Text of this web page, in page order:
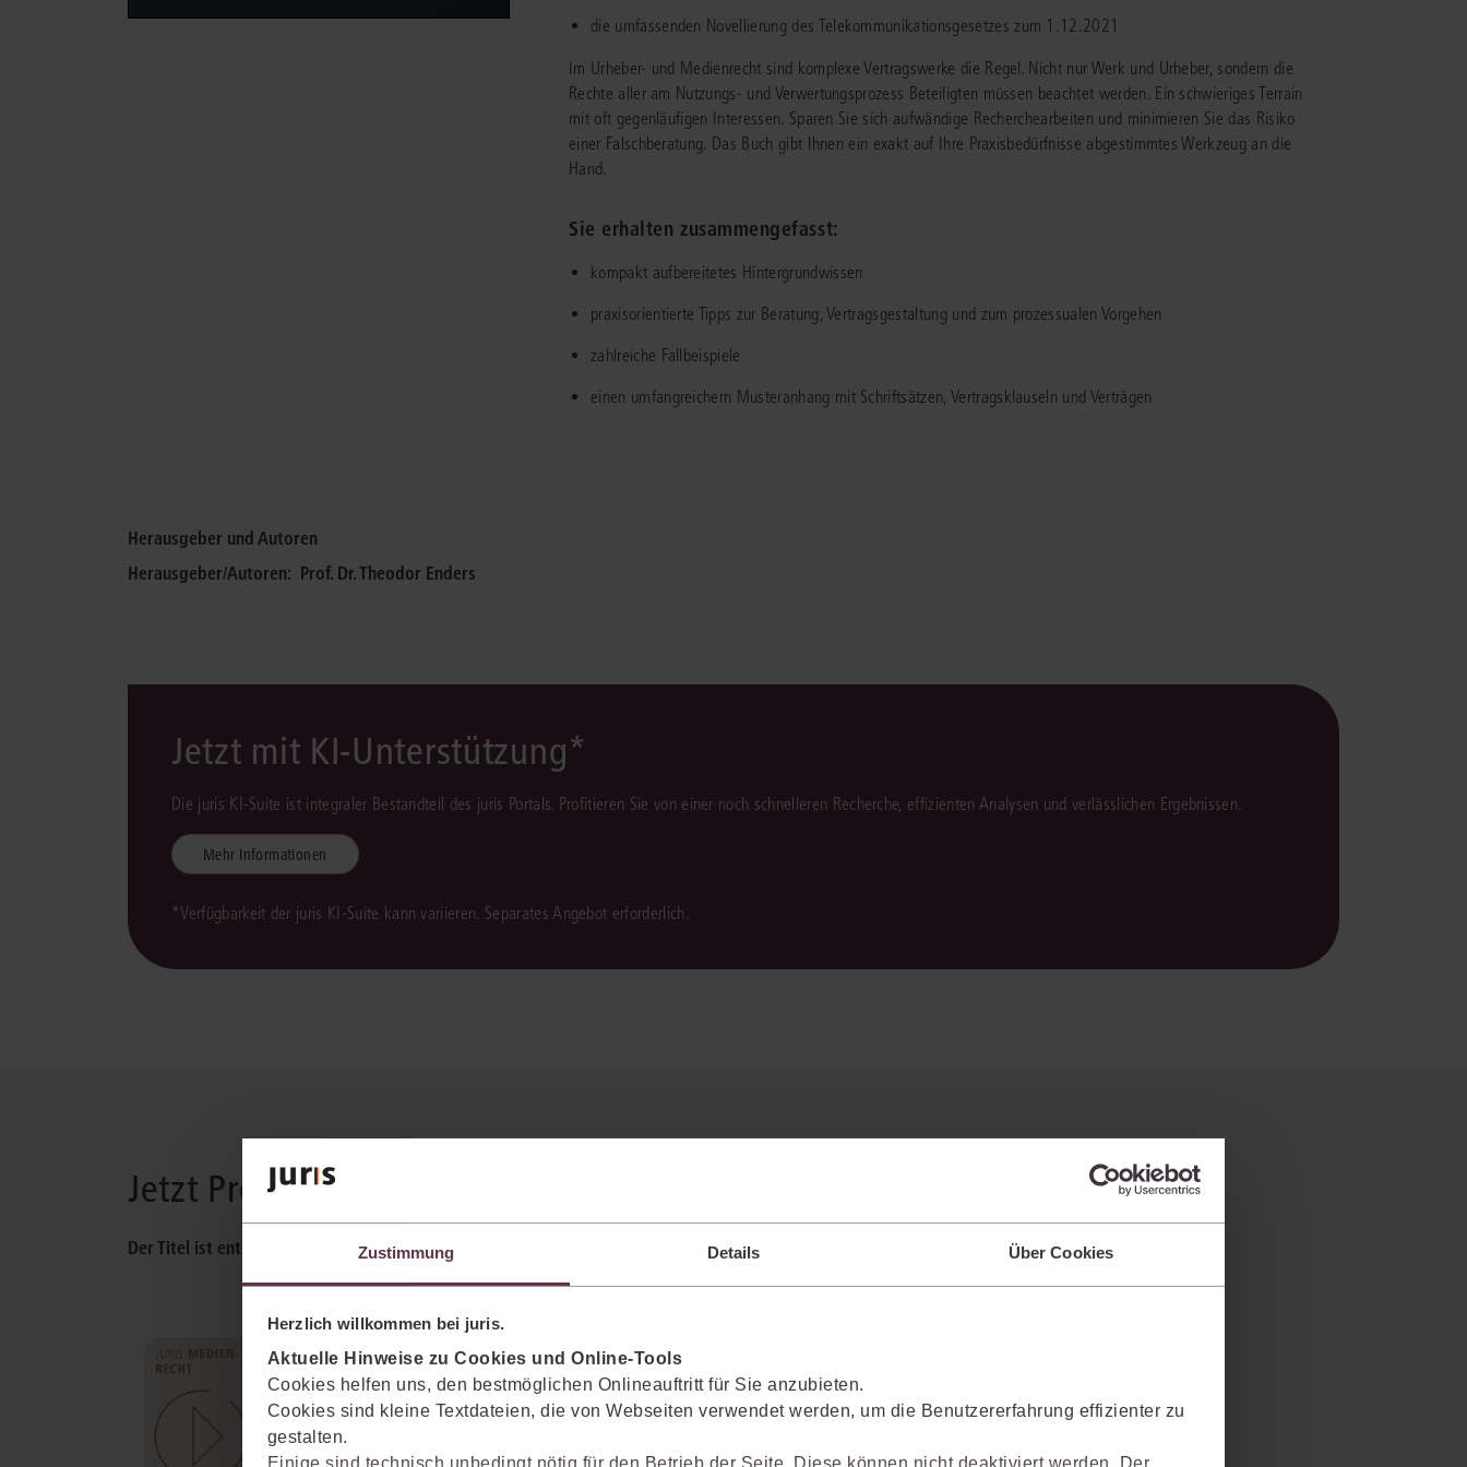
Zustimmung Details Über Cookies
Herzlich willkommen bei juris.
Aktuelle Hinweise zu Cookies und Online-Tools
Cookies helfen uns, den bestmöglichen Onlineauftritt für Sie anzubieten.
Cookies sind kleine Textdateien, die von Webseiten verwendet werden, um die Benutzererfahrung effizienter zu
gestalten.
Einige sind technisch unbedingt nötig für den Betrieb der Seite. Diese können nicht deaktiviert werden. Der
Kanzleimanagement
Medizinrecht
Miet- und Wohneigentumsrecht
Immaterialgüterrecht
Zivil- und Zivilprozessrecht
die umfassenden Novellierung des Telekommunikationsgesetzes zum 1.12.2021
Im Urheber- und Medienrecht sind komplexe Vertragswerke die Regel. Nicht nur Werk und Urheber, sondern die
Rechte aller am Nutzungs- und Verwertungsprozess Beteiligten müssen beachtet werden. Ein schwieriges Terrain
mit oft gegenläufigen Interessen. Sparen Sie sich aufwändige Recherchearbeiten und minimieren Sie das Risiko
einer Falschberatung. Das Buch gibt Ihnen ein exakt auf Ihre Praxisbedürfnisse abgestimmtes Werkzeug an die
Hand.
Sie erhalten zusammengefasst:
kompakt aufbereitetes Hintergrundwissen
praxisorientierte Tipps zur Beratung, Vertragsgestaltung und zum prozessualen Vorgehen
zahlreiche Fallbeispiele
einen umfangreichern Musteranhang mit Schriftsätzen, Vertragsklauseln und Verträgen
Herausgeber und Autoren
Herausgeber/Autoren: Prof. Dr. Theodor Enders
Jetzt mit KI-Unterstützung*
Die juris KI-Suite ist integraler Bestandteil des juris Portals. Profitieren Sie von einer noch schnelleren Recherche, effizienten Analysen und verlässlichen Ergebnissen.
Mehr Informationen
*Verfügbarkeit der juris KI-Suite kann variieren. Separates Angebot erforderlich.
Jetzt Produkt wählen
Der Titel ist enthalten in:
juris Medienrecht
Unterstützt in allen Fragen des
nationalen und europäischen
Telekommunikations- und
Rundfunkrechts, inkl. Verlags-,